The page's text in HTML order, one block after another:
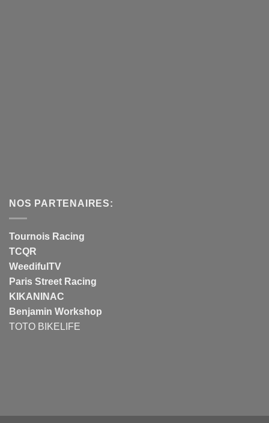
NOS PARTENAIRES:
Tournois Racing
TCQR
WeedifulTV
Paris Street Racing
KIKANINAC
Benjamin Workshop
TOTO BIKELIFE